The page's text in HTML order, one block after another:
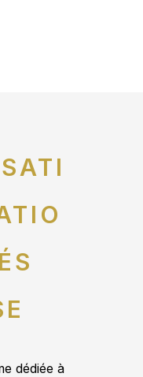
dédiée à